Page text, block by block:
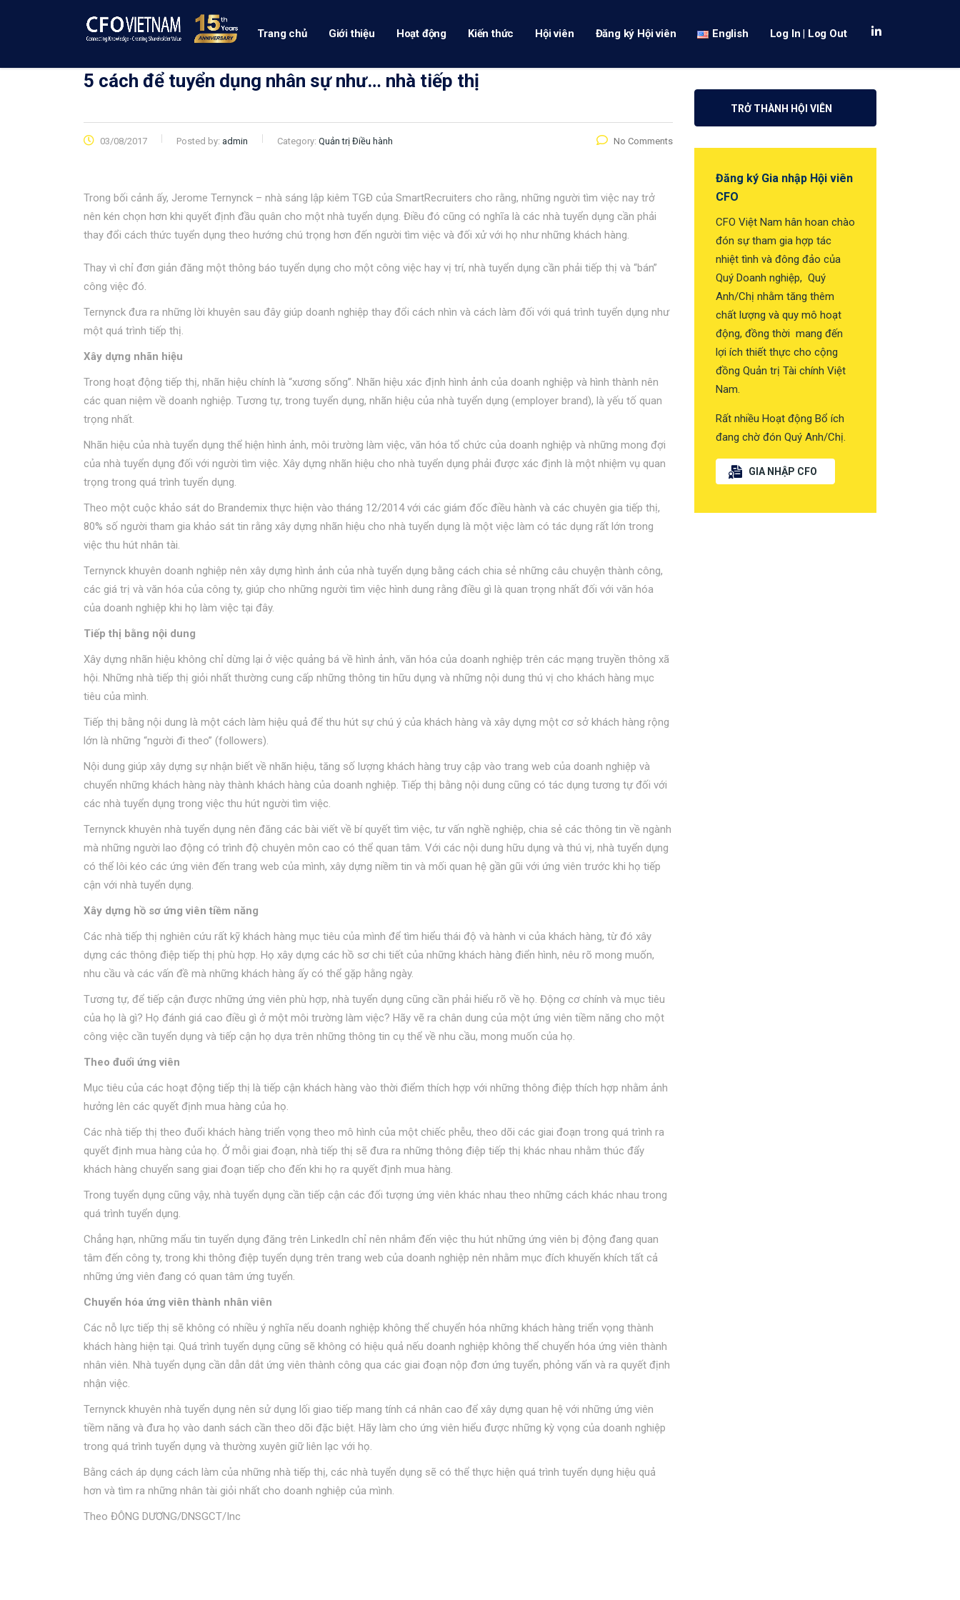
Trang chủ Giới thiệu Hoạt động Kiến thức Hội viên Đăng ký Hội viên English Log In | Log Out
5 cách để tuyển dụng nhân sự như… nhà tiếp thị
03/08/2017 Posted by: admin Category: Quản trị Điều hành No Comments
Trong bối cảnh ấy, Jerome Ternynck – nhà sáng lập kiêm TGĐ của SmartRecruiters cho rằng, những người tìm việc nay trở
nên kén chọn hơn khi quyết định đầu quân cho một nhà tuyển dụng. Điều đó cũng có nghĩa là các nhà tuyển dụng cần phải
thay đổi cách thức tuyển dụng theo hướng chú trọng hơn đến người tìm việc và đối xử với họ như những khách hàng.
Thay vì chỉ đơn giản đăng một thông báo tuyển dụng cho một công việc hay vị trí, nhà tuyển dụng cần phải tiếp thị và “bán”
công việc đó.
Ternynck đưa ra những lời khuyên sau đây giúp doanh nghiệp thay đổi cách nhìn và cách làm đối với quá trình tuyển dụng như
một quá trình tiếp thị.
Xây dựng nhãn hiệu
Trong hoạt động tiếp thị, nhãn hiệu chính là “xương sống”. Nhãn hiệu xác định hình ảnh của doanh nghiệp và hình thành nên
các quan niệm về doanh nghiệp. Tương tự, trong tuyển dụng, nhãn hiệu của nhà tuyển dụng (employer brand), là yếu tố quan
trọng nhất.
Nhãn hiệu của nhà tuyển dụng thể hiện hình ảnh, môi trường làm việc, văn hóa tổ chức của doanh nghiệp và những mong đợi
của nhà tuyển dụng đối với người tìm việc. Xây dựng nhãn hiệu cho nhà tuyển dụng phải được xác định là một nhiệm vụ quan
trọng trong quá trình tuyển dụng.
Theo một cuộc khảo sát do Brandemix thực hiện vào tháng 12/2014 với các giám đốc điều hành và các chuyên gia tiếp thị,
80% số người tham gia khảo sát tin rằng xây dựng nhãn hiệu cho nhà tuyển dụng là một việc làm có tác dụng rất lớn trong
việc thu hút nhân tài.
Ternynck khuyên doanh nghiệp nên xây dựng hình ảnh của nhà tuyển dụng bằng cách chia sẻ những câu chuyện thành công,
các giá trị và văn hóa của công ty, giúp cho những người tìm việc hình dung rằng điều gì là quan trọng nhất đối với văn hóa
của doanh nghiệp khi họ làm việc tại đây.
Tiếp thị bằng nội dung
Xây dựng nhãn hiệu không chỉ dừng lại ở việc quảng bá về hình ảnh, văn hóa của doanh nghiệp trên các mạng truyền thông xã
hội. Những nhà tiếp thị giỏi nhất thường cung cấp những thông tin hữu dụng và những nội dung thú vị cho khách hàng mục
tiêu của mình.
Tiếp thị bằng nội dung là một cách làm hiệu quả để thu hút sự chú ý của khách hàng và xây dựng một cơ sở khách hàng rộng
lớn là những “người đi theo” (followers).
Nội dung giúp xây dựng sự nhận biết về nhãn hiệu, tăng số lượng khách hàng truy cập vào trang web của doanh nghiệp và
chuyển những khách hàng này thành khách hàng của doanh nghiệp. Tiếp thị bằng nội dung cũng có tác dụng tương tự đối với
các nhà tuyển dụng trong việc thu hút người tìm việc.
Ternynck khuyên nhà tuyển dụng nên đăng các bài viết về bí quyết tìm việc, tư vấn nghề nghiệp, chia sẻ các thông tin về ngành
mà những người lao động có trình độ chuyên môn cao có thể quan tâm. Với các nội dung hữu dụng và thú vị, nhà tuyển dụng
có thể lôi kéo các ứng viên đến trang web của mình, xây dựng niềm tin và mối quan hệ gần gũi với ứng viên trước khi họ tiếp
cận với nhà tuyển dụng.
Xây dựng hồ sơ ứng viên tiềm năng
Các nhà tiếp thị nghiên cứu rất kỹ khách hàng mục tiêu của mình để tìm hiểu thái độ và hành vi của khách hàng, từ đó xây
dựng các thông điệp tiếp thị phù hợp. Họ xây dựng các hồ sơ chi tiết của những khách hàng điển hình, nêu rõ mong muốn,
nhu cầu và các vấn đề mà những khách hàng ấy có thể gặp hằng ngày.
Tương tự, để tiếp cận được những ứng viên phù hợp, nhà tuyển dụng cũng cần phải hiểu rõ về họ. Động cơ chính và mục tiêu
của họ là gì? Họ đánh giá cao điều gì ở một môi trường làm việc? Hãy vẽ ra chân dung của một ứng viên tiềm năng cho một
công việc cần tuyển dụng và tiếp cận họ dựa trên những thông tin cụ thể về nhu cầu, mong muốn của họ.
Theo đuổi ứng viên
Mục tiêu của các hoạt động tiếp thị là tiếp cận khách hàng vào thời điểm thích hợp với những thông điệp thích hợp nhằm ảnh
hưởng lên các quyết định mua hàng của họ.
Các nhà tiếp thị theo đuổi khách hàng triển vọng theo mô hình của một chiếc phễu, theo dõi các giai đoạn trong quá trình ra
quyết định mua hàng của họ. Ở mỗi giai đoạn, nhà tiếp thị sẽ đưa ra những thông điệp tiếp thị khác nhau nhằm thúc đẩy
khách hàng chuyển sang giai đoạn tiếp cho đến khi họ ra quyết định mua hàng.
Trong tuyển dụng cũng vậy, nhà tuyển dụng cần tiếp cận các đối tượng ứng viên khác nhau theo những cách khác nhau trong
quá trình tuyển dụng.
Chẳng hạn, những mẩu tin tuyển dụng đăng trên LinkedIn chỉ nên nhắm đến việc thu hút những ứng viên bị động đang quan
tâm đến công ty, trong khi thông điệp tuyển dụng trên trang web của doanh nghiệp nên nhằm mục đích khuyến khích tất cả
những ứng viên đang có quan tâm ứng tuyển.
Chuyển hóa ứng viên thành nhân viên
Các nỗ lực tiếp thị sẽ không có nhiều ý nghĩa nếu doanh nghiệp không thể chuyển hóa những khách hàng triển vọng thành
khách hàng hiện tại. Quá trình tuyển dụng cũng sẽ không có hiệu quả nếu doanh nghiệp không thể chuyển hóa ứng viên thành
nhân viên. Nhà tuyển dụng cần dẫn dắt ứng viên thành công qua các giai đoạn nộp đơn ứng tuyển, phỏng vấn và ra quyết định
nhận việc.
Ternynck khuyên nhà tuyển dụng nên sử dụng lối giao tiếp mang tính cá nhân cao để xây dựng quan hệ với những ứng viên
tiềm năng và đưa họ vào danh sách cần theo dõi đặc biệt. Hãy làm cho ứng viên hiểu được những kỳ vọng của doanh nghiệp
trong quá trình tuyển dụng và thường xuyên giữ liên lạc với họ.
Bằng cách áp dụng cách làm của những nhà tiếp thị, các nhà tuyển dụng sẽ có thể thực hiện quá trình tuyển dụng hiệu quả
hơn và tìm ra những nhân tài giỏi nhất cho doanh nghiệp của mình.
Theo ĐÔNG DƯƠNG/DNSGCT/Inc
TRỞ THÀNH HỘI VIÊN
Đăng ký Gia nhập Hội viên
CFO
CFO Việt Nam hân hoan chào
đón sự tham gia hợp tác
nhiệt tình và đông đảo của
Quý Doanh nghiệp, Quý
Anh/Chị nhằm tăng thêm
chất lượng và quy mô hoạt
động, đồng thời mang đến
lợi ích thiết thực cho cộng
đồng Quản trị Tài chính Việt
Nam.
Rất nhiều Hoạt động Bổ ích
đang chờ đón Quý Anh/Chị.
GIA NHẬP CFO